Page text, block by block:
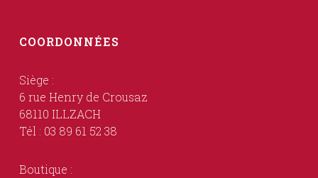
COORDONNÉES
Siège :
6 rue Henry de Crousaz
68110 ILLZACH
Tél : 03 89 61 52 38
Boutique :